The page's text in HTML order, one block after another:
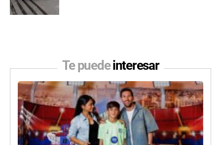
Te puedeinteresar